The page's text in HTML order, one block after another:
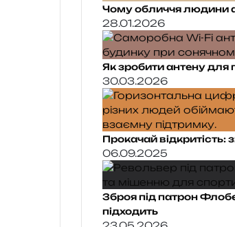
Чому обличчя людини
28.01.2026
Як зробити антену для
30.03.2026
Прокачай
06.09.2025
Зброя під патрон
підходить